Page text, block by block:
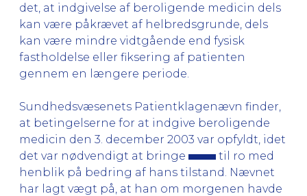
det, at indgivelse af beroligende medicin dels
kan være påkrævet af helbredsgrunde, dels
kan være mindre vidtgående end fysisk
fastholdelse eller fiksering af patienten
gennem en længere periode.
Sundhedsvæsenets Patientklagenævn finder,
at betingelserne for at indgive beroligende
medicin den 3. december 2003 var opfyldt, idet
det var nødvendigt at bringe
til ro med
henblik på bedring af hans tilstand. Nævnet
har lagt vægt på, at han om morgenen havde